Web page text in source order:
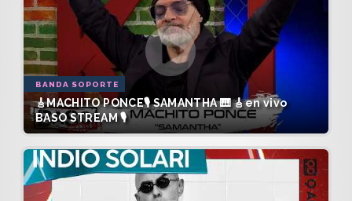
BANDA SOPORTE
🎸MACHITO PONCE🎙️ SAMANTHA 🎹 🎸en vivo
BASO STREAM 🎙️